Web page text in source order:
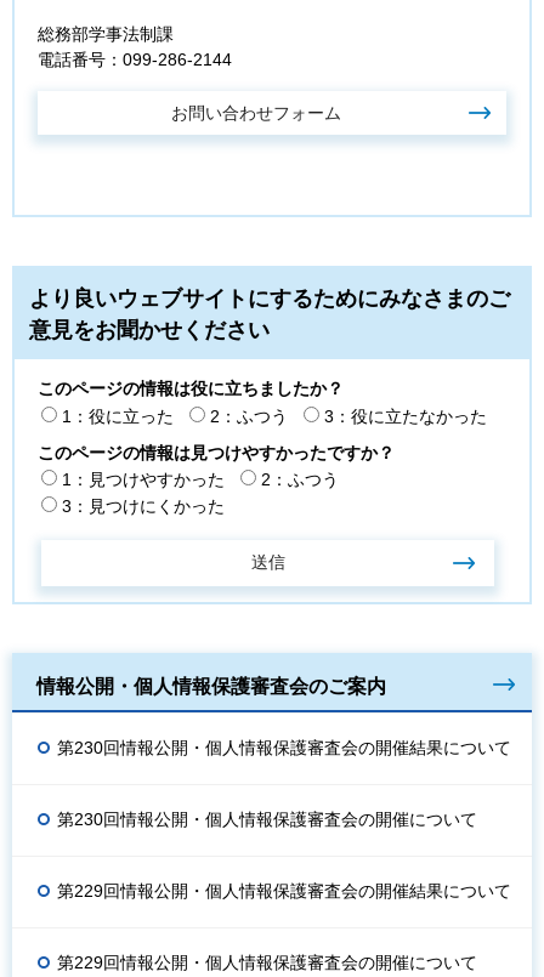
総務部学事法制課
電話番号：099-286-2144
より良いウェブサイトにするためにみなさまのご
意見をお聞かせください
このページの情報は役に立ちましたか？
1：役に立った
2：ふつう
3：役に立たなかった
このページの情報は見つけやすかったですか？
1：見つけやすかった
2：ふつう
3：見つけにくかった
情報公開・個人情報保護審査会のご案内
第230回情報公開・個人情報保護審査会の開催結果について
第230回情報公開・個人情報保護審査会の開催について
第229回情報公開・個人情報保護審査会の開催結果について
第229回情報公開・個人情報保護審査会の開催について